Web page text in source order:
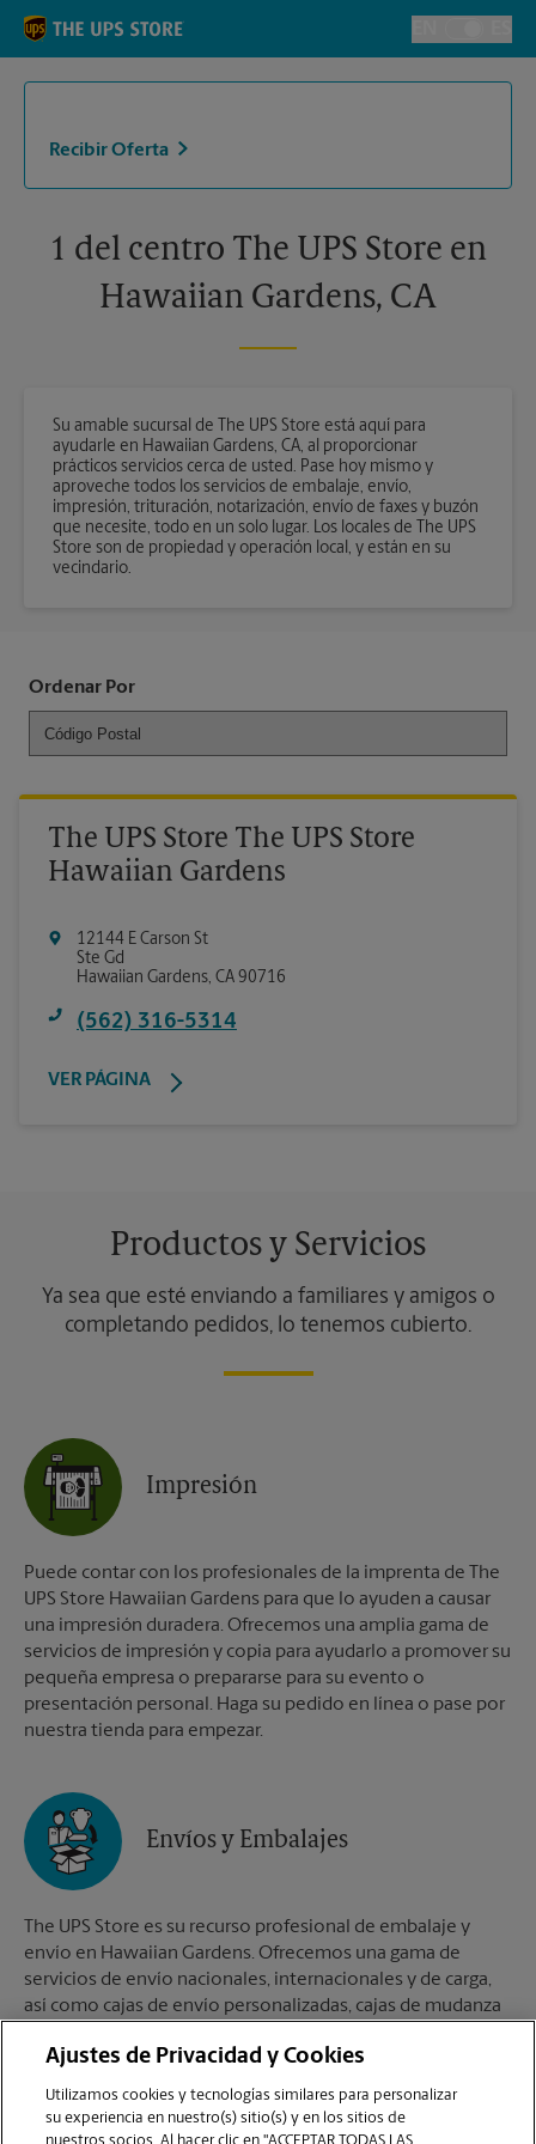
Skip to content
Alternar el
Return to Nav
Recibir Oferta
1 del centro The UPS Store en
Hawaiian Gardens, CA
Su amable sucursal de The UPS Store está aquí para
ayudarle en Hawaiian Gardens, CA, al proporcionar
prácticos servicios cerca de usted. Pase hoy mismo y
aproveche todos los servicios de embalaje, envío,
impresión, trituración, notarización, envío de faxes y buzón
que necesite, todo en un solo lugar. Los locales de The UPS
Store son de propiedad y operación local, y están en su
vecindario.
Ordenar Por
The UPS Store The UPS Store
Hawaiian Gardens
12144 E Carson St
Ste Gd
Hawaiian Gardens, CA 90716
(562) 316-5314
VER PÁGINA
Productos y Servicios
Ya sea que esté enviando a familiares y amigos o
completando pedidos, lo tenemos cubierto.
Impresión
Puede contar con los profesionales de la imprenta de The
UPS Store Hawaiian Gardens para que lo ayuden a causar
una impresión duradera. Ofrecemos una amplia gama de
servicios de impresión y copia para ayudarlo a promover su
pequeña empresa o prepararse para su evento o
presentación personal. Haga su pedido en línea o pase por
nuestra tienda para empezar.
Envíos y Embalajes
The UPS Store es su recurso profesional de embalaje y
envío en Hawaiian Gardens. Ofrecemos una gama de
servicios de envío nacionales, internacionales y de carga,
así como cajas de envío personalizadas, cajas de mudanza
Packing Experts en Hawaiian Gardens están aquí para
ayudarlo a realizar sus envíos con confianza.
Ajustes de Privacidad y Cookies
Utilizamos cookies y tecnologías similares para personalizar
su experiencia en nuestro(s) sitio(s) y en los sitios de